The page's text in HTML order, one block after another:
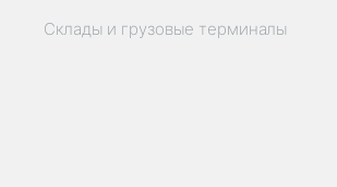
Склады и грузовые терминалы